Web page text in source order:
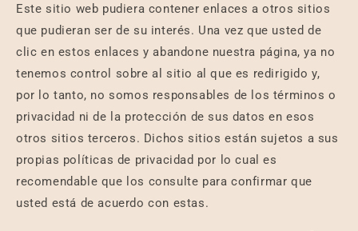
Este sitio web pudiera contener enlaces a otros sitios
que pudieran ser de su interés. Una vez que usted de
clic en estos enlaces y abandone nuestra página, ya no
tenemos control sobre al sitio al que es redirigido y,
por lo tanto, no somos responsables de los términos o
privacidad ni de la protección de sus datos en esos
otros sitios terceros. Dichos sitios están sujetos a sus
propias políticas de privacidad por lo cual es
recomendable que los consulte para confirmar que
usted está de acuerdo con estas.